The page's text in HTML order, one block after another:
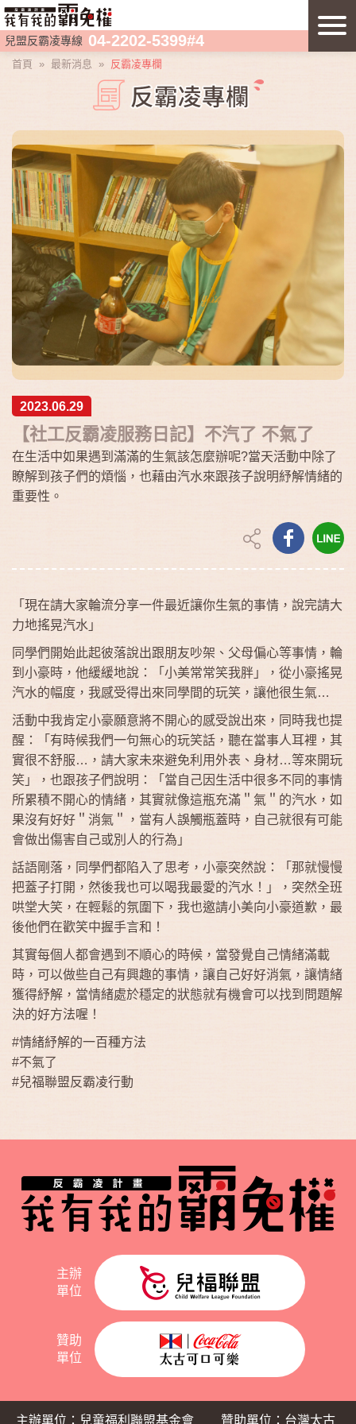
兒盟反霸凌專線 04-2202-5399#4
首頁 » 最新消息 » 反霸凌專欄
2023.06.29
【社工反霸凌服務日記】不汽了 不氣了
在生活中如果遇到滿滿的生氣該怎麼辦呢?當天活動中除了
瞭解到孩子們的煩惱，也藉由汽水來跟孩子說明紓解情緒的
重要性。
「現在請大家輪流分享一件最近讓你生氣的事情，說完請大
力地搖晃汽水」
同學們開始此起彼落說出跟朋友吵架、父母偏心等事情，輪
到小豪時，他緩緩地說：「小美常常笑我胖」，從小豪搖晃
汽水的幅度，我感受得出來同學間的玩笑，讓他很生氣…
活動中我肯定小豪願意將不開心的感受說出來，同時我也提
醒：「有時候我們一句無心的玩笑話，聽在當事人耳裡，其
實很不舒服…，請大家未來避免利用外表、身材…等來開玩
笑」，也跟孩子們說明：「當自己因生活中很多不同的事情
所累積不開心的情緒，其實就像這瓶充滿＂氣＂的汽水，如
果沒有好好＂消氣＂，當有人誤觸瓶蓋時，自己就很有可能
會做出傷害自己或別人的行為」
話語剛落，同學們都陷入了思考，小豪突然說：「那就慢慢
把蓋子打開，然後我也可以喝我最愛的汽水！」，突然全班
哄堂大笑，在輕鬆的氛圍下，我也邀請小美向小豪道歉，最
後他們在歡笑中握手言和！
其實每個人都會遇到不順心的時候，當發覺自己情緒滿載
時，可以做些自己有興趣的事情，讓自己好好消氣，讓情緒
獲得紓解，當情緒處於穩定的狀態就有機會可以找到問題解
決的好方法喔！
#情緒紓解的一百種方法
#不氣了
#兒福聯盟反霸凌行動
主辦
單位
贊助
單位
主辦單位：兒童福利聯盟基金會 贊助單位：台灣太古